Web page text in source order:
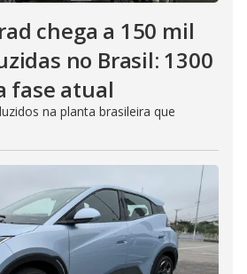
chega a 150 mil
no Brasil: 1300
fase atual
na planta brasileira que